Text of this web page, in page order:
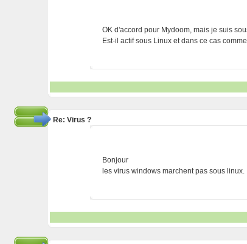
OK d'accord pour Mydoom, mais je suis
Est-il actif sous Linux et dans ce cas
Re: Virus ?
Bonjour
les virus windows marchent pas sous linux.